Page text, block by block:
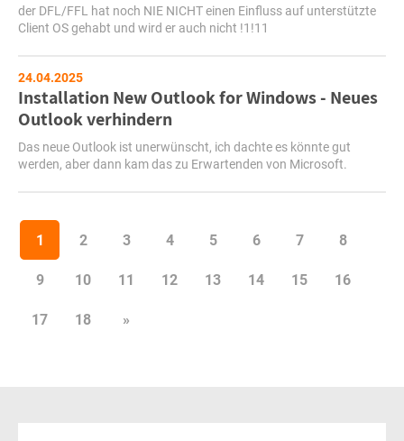
der DFL/FFL hat noch NIE NICHT einen Einfluss auf unterstützte
Client OS gehabt und wird er auch nicht !1!11
24.04.2025
Installation New Outlook for Windows - Neues
Outlook verhindern
Das neue Outlook ist unerwünscht, ich dachte es könnte gut
werden, aber dann kam das zu Erwartenden von Microsoft.
1 2 3 4 5 6 7 8
9 10 11 12 13 14 15 16
17 18 »